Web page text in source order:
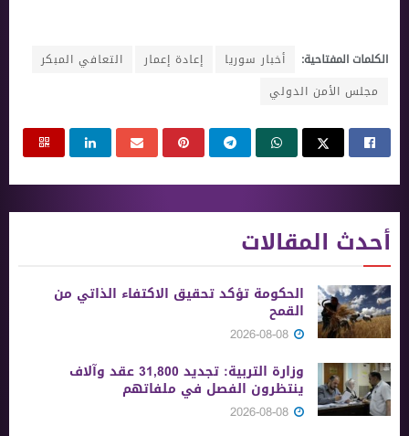
الكلمات المفتاحية: أخبار سوريا إعادة إعمار
التعافي المبكر
مجلس الأمن الدولي
أحدث المقالات
الحكومة تؤكد تحقيق الاكتفاء الذاتي من
القمح
وزارة التربية: تجديد 31,800 عقد وآلاف
ينتظرون الفصل في ملفاتهم